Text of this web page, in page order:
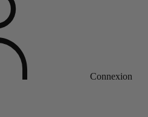
Connexion